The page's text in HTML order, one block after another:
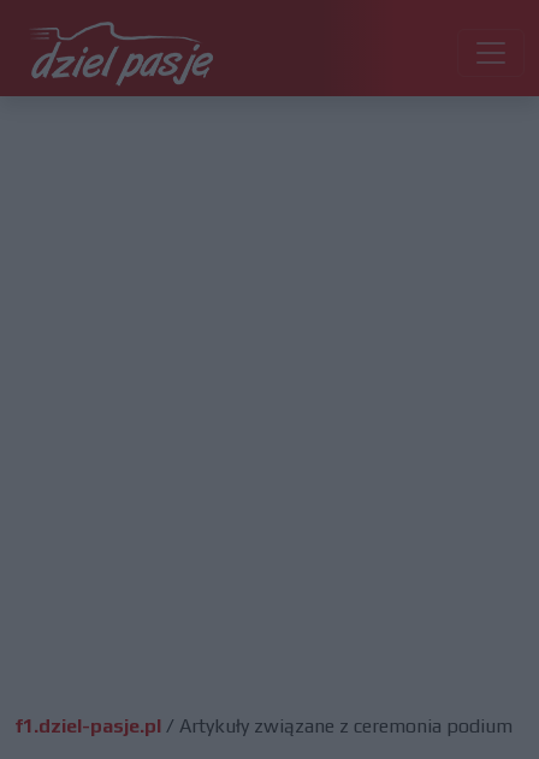
f1.dziel-pasje.pl / Artykuły związane z ceremonia podium